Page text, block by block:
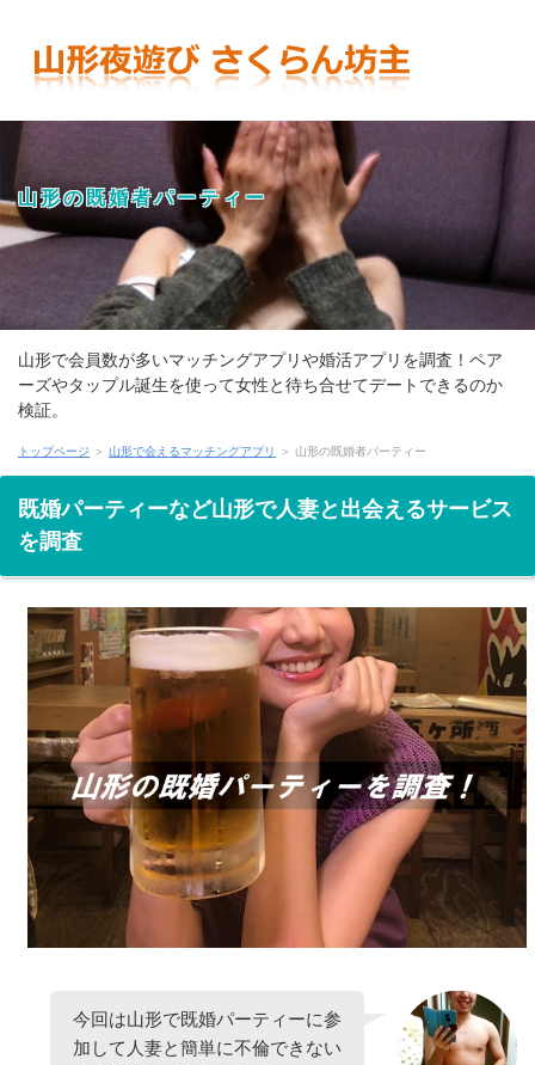
山形の既婚者パーティー
山形で会員数が多いマッチングアプリや婚活アプリを調査！ペア
ーズやタップル誕生を使って女性と待ち合せてデートできるのか
検証。
トップページ ＞ 山形で会えるマッチングアプリ ＞ 山形の既婚者パーティー
既婚パーティーなど山形で人妻と出会えるサービス
を調査
今回は山形で既婚パーティーに参
加して人妻と簡単に不倫できない